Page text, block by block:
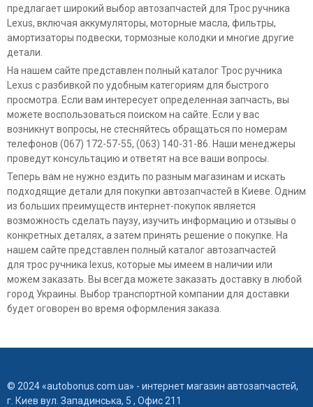
предлагает широкий выбор автозапчастей для Трос ручника
Lexus, включая аккумуляторы, моторные масла, фильтры,
амортизаторы подвески, тормозные колодки и многие другие
детали.
На нашем сайте представлен полный каталог Трос ручника
Lexus с разбивкой по удобным категориям для быстрого
просмотра. Если вам интересует определенная запчасть, вы
можете воспользоваться поиском на сайте. Если у вас
возникнут вопросы, не стесняйтесь обращаться по номерам
телефонов (067) 172-57-55, (063) 140-31-86. Наши менеджеры
проведут консультацию и ответят на все ваши вопросы.
Теперь вам не нужно ездить по разным магазинам и искать
подходящие детали для покупки автозапчастей в Киеве. Одним
из больших преимуществ интернет-покупок является
возможность сделать паузу, изучить информацию и отзывы о
конкретных деталях, а затем принять решение о покупке. На
нашем сайте представлен полный каталог автозапчастей
для трос ручника lexus, которые мы имеем в наличии или
можем заказать. Вы всегда можете заказать доставку в любой
город Украины. Выбор транспортной компании для доставки
будет оговорен во время оформления заказа.
© 2024 «autobonus.com.ua» - интернет магазин автозапчастей,
г. Киев вул. Западинська, 5 , Офис 211